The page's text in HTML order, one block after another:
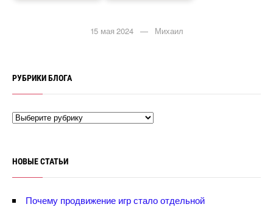
15 мая 2024 — Михаил
РУБРИКИ БЛОГА
НОВЫЕ СТАТЬИ
Почему продвижение игр стало отдельной